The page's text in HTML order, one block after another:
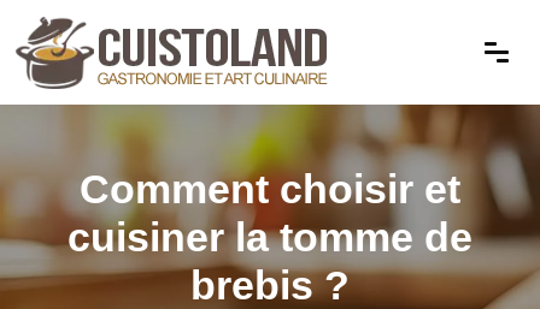
Comment choisir et
cuisiner la tomme de
brebis ?